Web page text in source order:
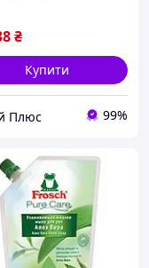
₴
Купити
Плюс 99%